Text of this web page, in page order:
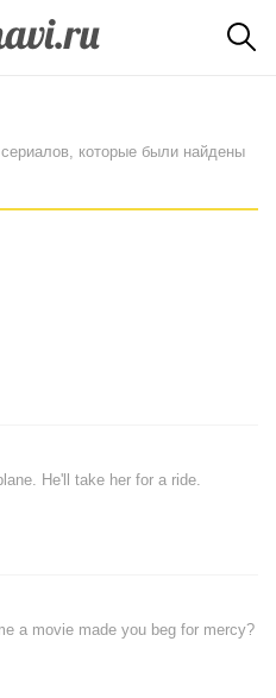
которые были найдены
He'll take her for a ride.
a movie made you beg for mercy?